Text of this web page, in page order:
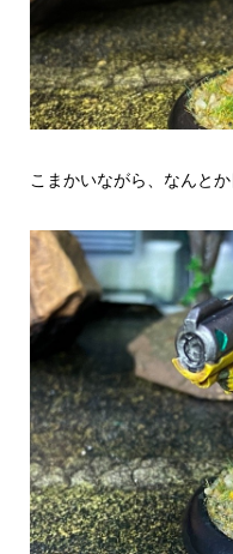
こまかいながら、なんと